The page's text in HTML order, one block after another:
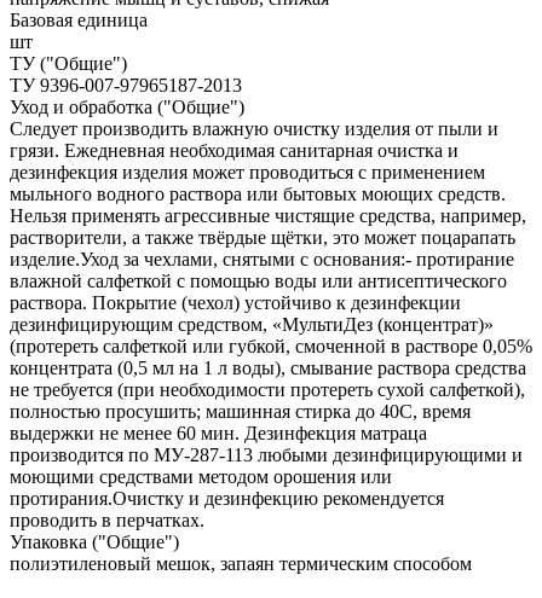
Базовая единица
шт
ТУ ("Общие")
ТУ 9396-007-97965187-2013
Уход и обработка ("Общие")
Следует производить влажную очистку изделия от пыли и
грязи. Ежедневная необходимая санитарная очистка и
дезинфекция изделия может проводиться с применением
мыльного водного раствора или бытовых моющих средств.
Нельзя применять агрессивные чистящие средства, например,
растворители, а также твёрдые щётки, это может поцарапать
изделие.Уход за чехлами, снятыми с основания:- протирание
влажной салфеткой с помощью воды или антисептического
раствора. Покрытие (чехол) устойчиво к дезинфекции
дезинфицирующим средством, «МультиДез (концентрат)»
(протереть салфеткой или губкой, смоченной в растворе 0,05%
концентрата (0,5 мл на 1 л воды), смывание раствора средства
не требуется (при необходимости протереть сухой салфеткой),
полностью просушить; машинная стирка до 40С, время
выдержки не менее 60 мин. Дезинфекция матраца
производится по МУ‐287‐113 любыми дезинфицирующими и
моющими средствами методом орошения или
протирания.Очистку и дезинфекцию рекомендуется
проводить в перчатках.
Упаковка ("Общие")
полиэтиленовый мешок, запаян термическим способом